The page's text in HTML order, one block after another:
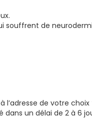
souffrent de
l’adresse de votre
dans un délai de 2 à 6